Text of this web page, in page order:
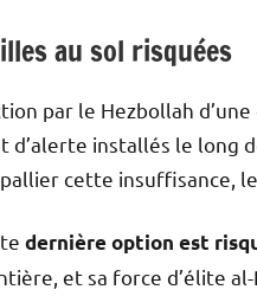
au sol risquées
par le Hezbollah
d’alerte installés le long
cette insuffisance,
dernière option est
et sa force d’élite